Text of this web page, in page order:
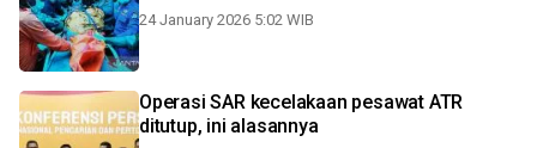
24 January 2026 5:02 WIB
Operasi SAR kecelakaan pesawat ATR
ditutup, ini alasannya